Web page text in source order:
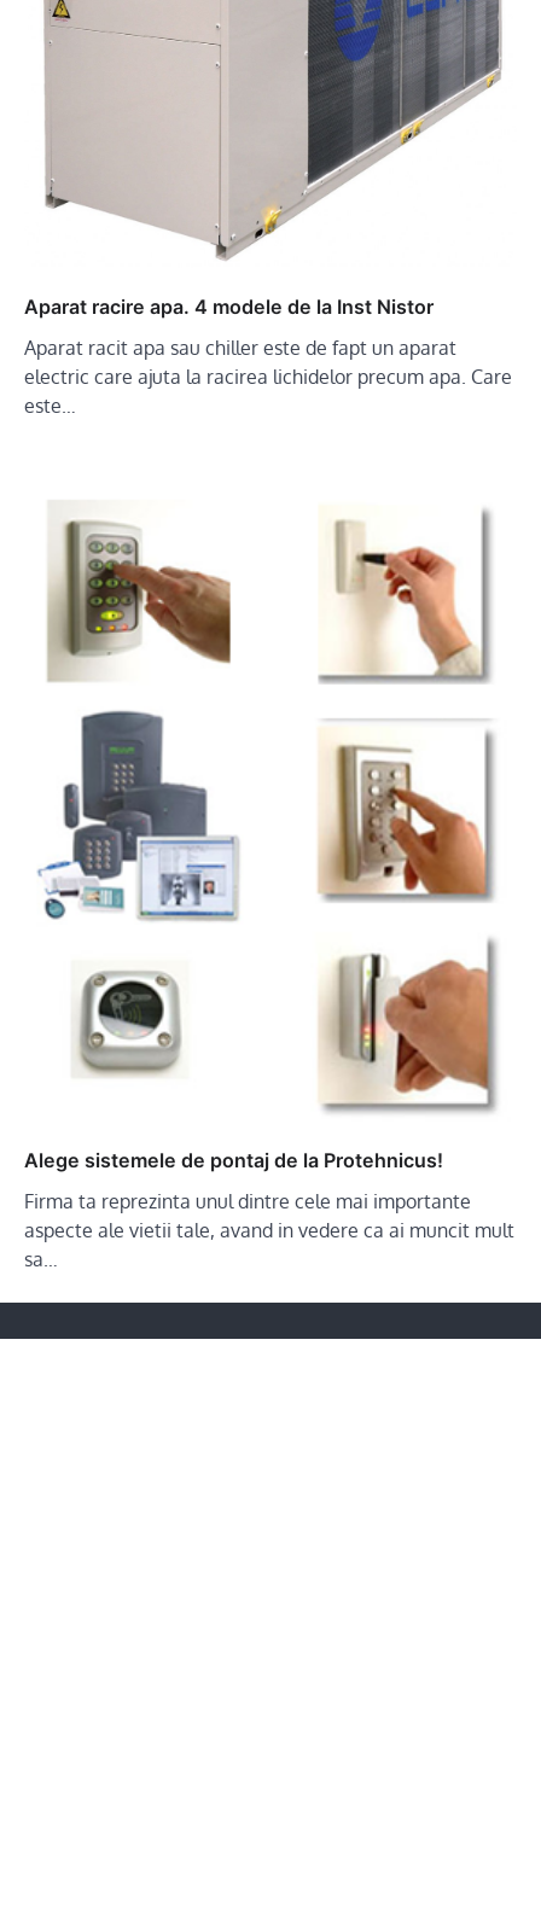
Aparat racire apa. 4 modele de la Inst Nistor
Aparat racit apa sau chiller este de fapt un aparat
electric care ajuta la racirea lichidelor precum apa. Care
este…
Alege sistemele de pontaj de la Protehnicus!
Firma ta reprezinta unul dintre cele mai importante
aspecte ale vietii tale, avand in vedere ca ai muncit mult
sa…